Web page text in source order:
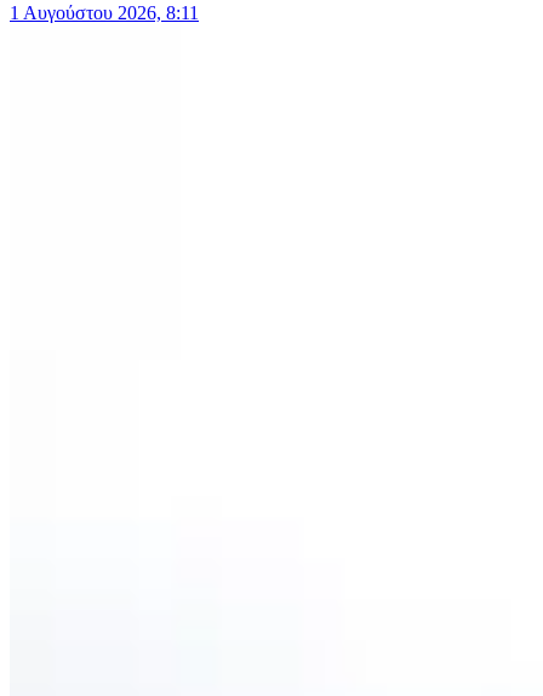
1 Αυγούστου 2026, 8:11